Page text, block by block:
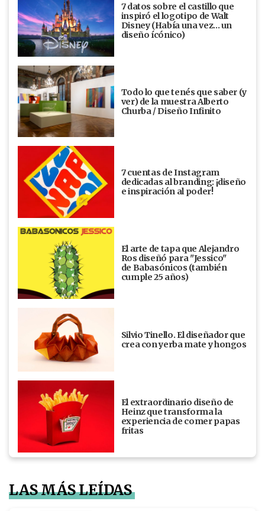
7 datos sobre el castillo que
inspiró el logotipo de Walt
Disney (Había una vez... un
diseño ícónico)
Todo lo que tenés que saber (y
ver) de la muestra Alberto
Churba / Diseño Infinito
7 cuentas de Instagram
dedicadas al branding: ¡diseño
e inspiración al poder!
El arte de tapa que Alejandro
Ros diseñó para "Jessico"
de Babasónicos (también
cumple 25 años)
Silvio Tinello. El diseñador que
crea con yerba mate y hongos
El extraordinario diseño de
Heinz que transforma la
experiencia de comer papas
fritas
LAS MÁS LEÍDAS